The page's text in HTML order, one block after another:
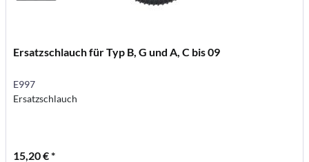
Ersatzschlauch für Typ B, G und A, C bis 09
E997
Ersatzschlauch
15,20 € *